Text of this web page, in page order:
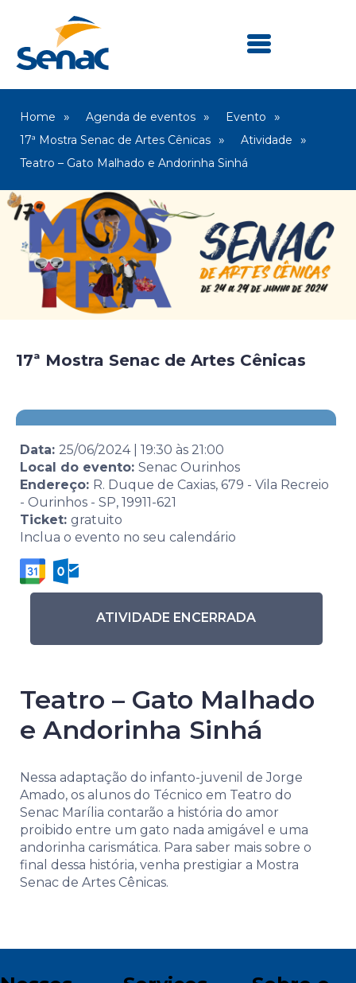
Home Agenda de eventos
Evento
17ª Mostra Senac de Artes Cênicas
Atividade
Teatro – Gato Malhado e Andorinha Sinhá
17ª Mostra Senac de Artes Cênicas
Data: 25/06/2024| 19:30 às 21:00
Local do evento: Senac Ourinhos
Endereço: R. Duque de Caxias, 679 - Vila Recreio
- Ourinhos - SP, 19911-621
Ticket: gratuito
Inclua o evento no seu calendário
ATIVIDADE ENCERRADA
Teatro – Gato Malhado
e Andorinha Sinhá
Nessa adaptação do infanto-juvenil de Jorge
Amado, os alunos do Técnico em Teatro do
Senac Marília contarão a história do amor
proibido entre um gato nada amigável e uma
andorinha carismática. Para saber mais sobre o
final dessa história, venha prestigiar a Mostra
Senac de Artes Cênicas.